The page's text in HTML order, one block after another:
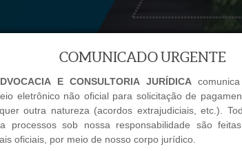
COMUNICADO URGENTE
E CONSULTORIA JURÍDICA
eletrônico não oficial para solicitação de
outra natureza (acordos extrajudiciais, etc.).
processos sob nossa responsabilidade são
oficiais, por meio de nosso corpo jurídico.